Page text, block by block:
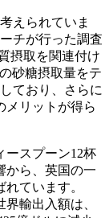
えられていま
チが行った調査
摂取を関連付け
砂糖摂取量をテ
ており、さらに
メリットが得ら
ースプーン12杯
から、英国の一
ています。
輸出入額は、